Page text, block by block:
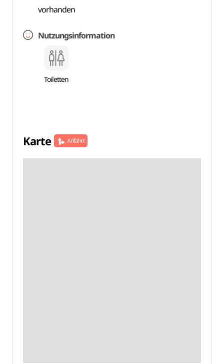
vorhanden
Nutzungsinformation
Toiletten
Karte Anfahrt